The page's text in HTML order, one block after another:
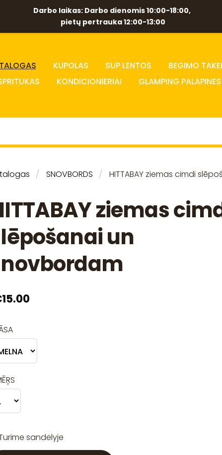
Darbo laikas: Darbo dienomis 10:00-18:00,
pietų pertrauka 12:00-13:00
KUPOLAS SUP LENTOS BEGIMO
KONDICIONIERIAI GLAMPING PALAPINES
SNOVBORDS HITTABAY ziemas cimdi
ziemas
un
sandėlyje